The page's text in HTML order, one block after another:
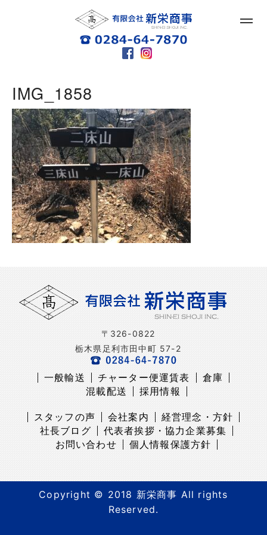
IMG_1858
〒326-0822
栃木県足利市田中町 57-2
一般輸送 チャーター便運賃表
倉庫
混載配送
採用情報
スタッフの声 会社案内
経営理念・方針
社長ブログ
代表者挨拶・協力企業募集
お問い合わせ
個人情報保護方針
Copyright © 2018 新栄商事 All rights
Reserved.